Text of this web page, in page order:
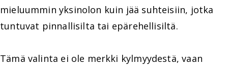
mieluummin yksinolon kuin jää suhteisiin, jotka
tuntuvat pinnallisilta tai epärehellisiltä.
Tämä valinta ei ole merkki kylmyydestä, vaan